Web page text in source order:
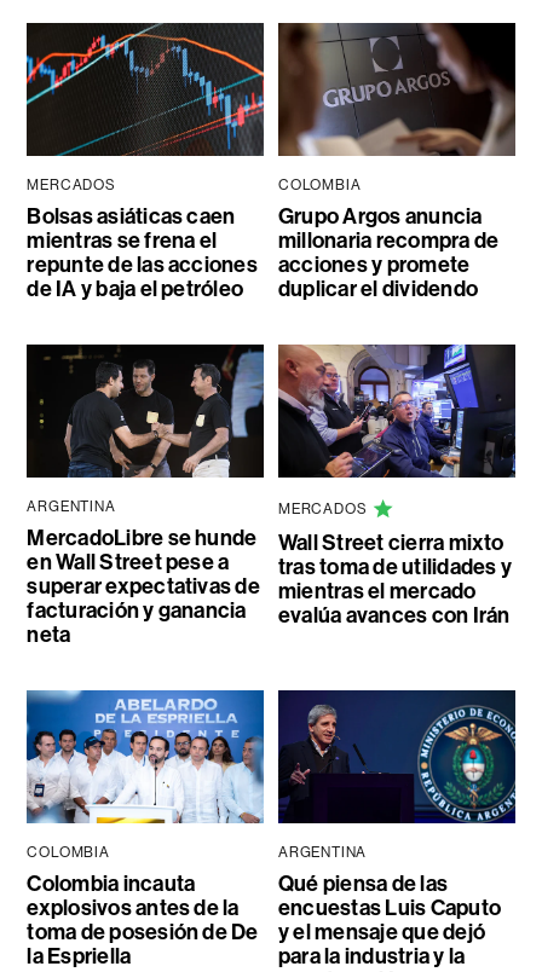
MERCADOS
Bolsas asiáticas caen
mientras se frena el
repunte de las acciones
de IA y baja el petróleo
COLOMBIA
Grupo Argos anuncia
millonaria recompra de
acciones y promete
duplicar el dividendo
ARGENTINA
MercadoLibre se hunde
en Wall Street pese a
superar expectativas de
facturación y ganancia
neta
MERCADOS
Wall Street cierra mixto
tras toma de utilidades y
mientras el mercado
evalúa avances con Irán
COLOMBIA
Colombia incauta
explosivos antes de la
toma de posesión de De
la Espriella
ARGENTINA
Qué piensa de las
encuestas Luis Caputo
y el mensaje que dejó
para la industria y la